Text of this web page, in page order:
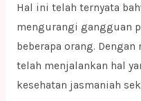
Hal ini telah ternyata
mengurangi gangguan
beberapa orang.
telah menjalankan hal
kesehatan jasmaniah